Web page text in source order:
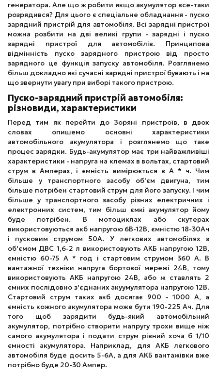
генератора. Але що ж робити якщо акумулятор все-таки
розрядився? Для цього є спеціальне обладнання - пуско
зарядний пристрій для автомобіля. Всі зарядні пристрої
можна розбити на дві великі групи - зарядні і пуско
зарядні пристрої для автомобілів. Принципова
відмінність пуско зарядного пристрою від просто
зарядного це функція запуску автомобіля. Розглянемо
більш докладно які сучасні зарядні пристрої бувають і на
що звернути увагу при виборі такого пристрою.
Пуско-зарядний пристрій автомобіля:
різновиди, характеристики
Перед тим як перейти до Зоряні пристроїв, в двох
словах опишемо основні характеристики
автомобільного акумулятора і розглянемо що таке
процес зарядки. Будь-акумулятор має три найважливіші
характеристики - напруга на клемах в вольтах, стартовий
струм в Амперах, і ємність вимірюється в А * ч. Чим
більше у транспортного засобу об'єм двигуна, тим
більше потрібен стартовий струм для його запуску. І чим
більше у транспортного засобу різних електричних і
електронних систем, тим більш ємкі акумулятор йому
буде потрібен. В мотоциклах або скутерах
використовуються акб напругою 6В-12В, ємністю 18-30Ач
і пусковим струмом 50А. У легкових автомобілях з
об'ємом ДВС 1,6-2 л використовують АКБ напругою 12В,
ємністю 60-75 А * год і стартовим струмом 360 А. В
вантажної техніки напруга бортової мережі 24В, тому
використовують АКБ напругою 24В, або ж ставлять 2
ємних послідовно з'єднаних акуумулятора напругою 12В.
Стартовий струм таких акб досягає 900 - 1000 А, а
ємність кожного акумулятора може бути 190-225 Ач. Для
того щоб зарядити будь-який автомобільний
акумулятор, потрібно створити напругу трохи вище ніж
самого акумулятора і подати струм рівний хоча б 1/10
ємності акумулятора. Наприклад, для АКБ легкового
автомобіля буде досить 5-6А, а для АКБ вантажівки вже
потрібно буде 20-30 Ампер.